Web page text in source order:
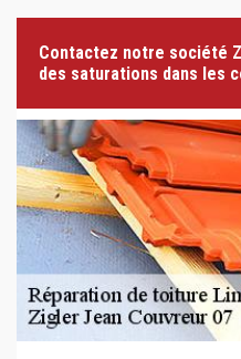
Contactez notre société
des saturations dans les